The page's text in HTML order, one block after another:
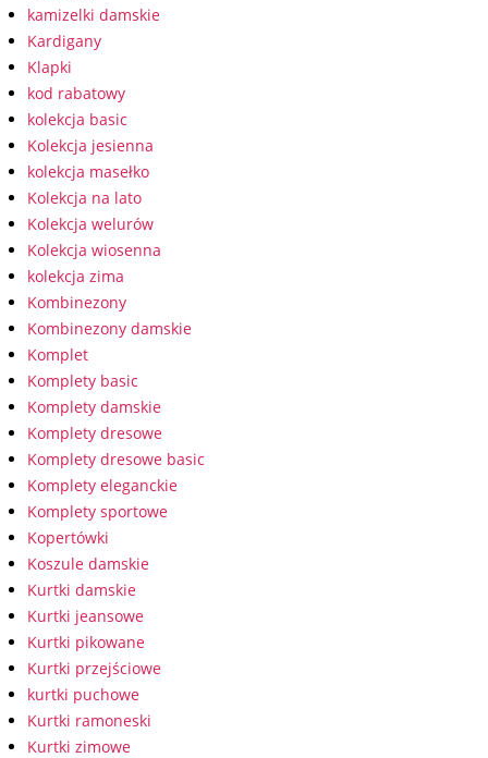
kamizelki damskie
Kardigany
Klapki
kod rabatowy
kolekcja basic
Kolekcja jesienna
kolekcja masełko
Kolekcja na lato
Kolekcja welurów
Kolekcja wiosenna
kolekcja zima
Kombinezony
Kombinezony damskie
Komplet
Komplety basic
Komplety damskie
Komplety dresowe
Komplety dresowe basic
Komplety eleganckie
Komplety sportowe
Kopertówki
Koszule damskie
Kurtki damskie
Kurtki jeansowe
Kurtki pikowane
Kurtki przejściowe
kurtki puchowe
Kurtki ramoneski
Kurtki zimowe